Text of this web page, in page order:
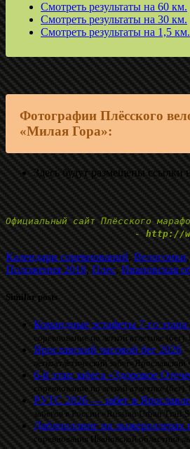
Смотреть результаты на 60 км.
Смотреть результаты на 30 км.
Смотреть результаты на 1,5 км.
Фотографии Плёсского
«Милая Гора»:
Здесь будут размещены
Официальный сайт Плёсского
-http://
Календари соревнований,Велогонки
Положения 2018,Плес,Ивановская
Similar posts
Командные эстафеты 7-го этапа
соревнование по легкой атлетике (бег).
Ярославский часовой бег 2026
легкоатлетический забег«Ярославский
6-й этап забега «Здоровое
соревнование по легкой атлетике (бег).
РУТС 2026 — забег в Ярославле
забегов в России «Russian Urban Trail
Даблполлинг на лыжероллерах
соревнования Ивановской областина